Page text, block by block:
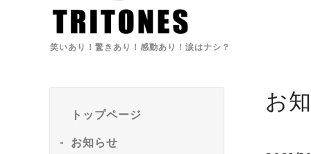
笑いあり！驚きあり！感動あり！涙はナシ？
トップページ
お知らせ
お